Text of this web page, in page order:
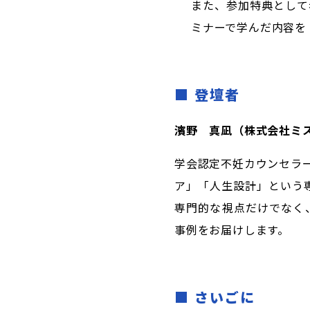
また、参加特典とし
ミナーで学んだ内容
■ 登壇者
濱野 真凪（株式会社ミ
学会認定不妊カウンセラ
ア」「人生設計」という
専門的な視点だけでなく
事例をお届けします。
■ さいごに